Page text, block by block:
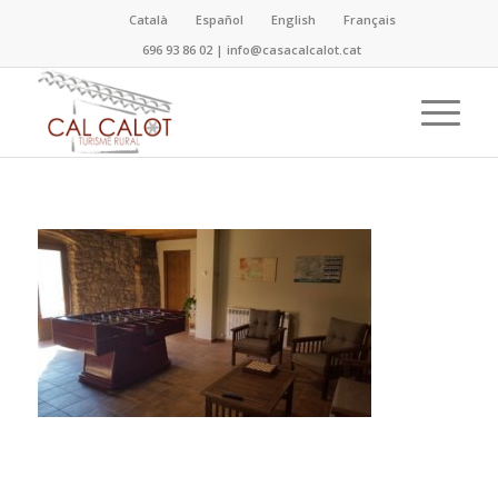
Català Español English
Français
696 93 86 02 |info@casacalcalot.cat